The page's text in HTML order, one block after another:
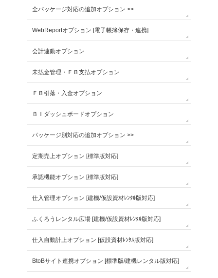
全パッケージ対応の追加オプション >>
WebReportオプション [電子帳簿保存・連携]
会計連動オプション
未払金管理・ＦＢ支払オプション
ＦＢ引落・入金オプション
ＢＩダッシュボードオプション
パッケージ別対応の追加オプション >>
定期売上オプション [標準版対応]
承認機能オプション [標準版対応]
仕入管理オプション [建機/仮設資材ﾚﾝﾀﾙ版対応]
ふくろうレンタル広場 [建機/仮設資材ﾚﾝﾀﾙ版対応]
仕入自動計上オプション [仮設資材ﾚﾝﾀﾙ版対応]
BtoBサイト連携オプション [標準版/建機レンタル版対応]